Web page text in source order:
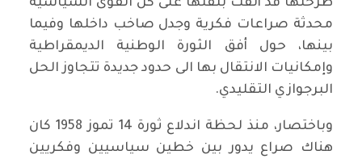
طرحتها قد ألقت بثقلها على كل القوى السياسية
محدثة صراعات فكرية وجدل صاخب داخلها وفيما
بينها، حول أفق الثورة الوطنية الديمقراطية
وإمكانيات الانتقال بها الى حدود جديدة تتجاوز الحل
البرجوازي التقليدي.
وباختصار، منذ لحظة اندلاع ثورة 14 تموز 1958 كان
هناك صراع يدور بين خطين سياسيين وفكريين